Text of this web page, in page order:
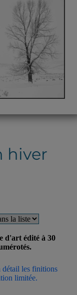
hiver
d'art édité à 30
les finitions
limitée.